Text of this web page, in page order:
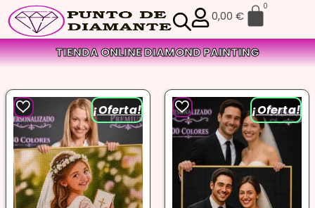
0,00 €
0
TIENDA ONLINE DIAMOND PAINTING
¡Oferta! ¡Oferta!